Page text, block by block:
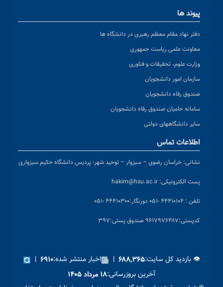
پیوند ها
دفتر نهاد مقام معظم رهبری در دانشگاه ها
معاونت علمی ریاست جمهوری
وزارت علوم، تحقیقات و فناوری
سازمان امور دانشجویان
صندوق رفاه دانشجویان
سامانه حامیان صندوق رفاه دانشجویان
سایر دانشگاههای دولتی
اطلاعات تماس
نشانی: خراسان رضوی – سبزوار – توحید شهر- پردیس دانشگاه حکیم سبزواری
پست الکترونیکی: hakim@hsu.ac.ir
تلفن : ۴۴۴۱۰۱۰۴ -۰۵۱ دورنگار:۴۴۴۱۰۳۰۰ -۰۵۱
کدپستی:۹۶۱۷۹۷۶۴۸۷ صندوق پستی:۳۹۷
👁 بازدید کل سایت:۶۸۸,۳۶۵ | اخبار منتشر شده:۶۹۱۰ |
آخرین بروزرسانی:۱۸ مرداد ۱۴۰۵